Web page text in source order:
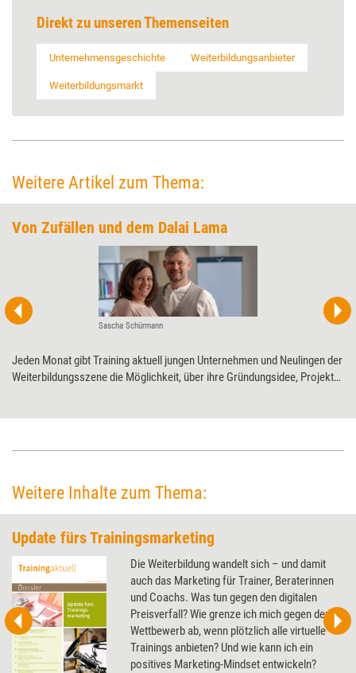
Direkt zu unseren Themenseiten
Unternehmensgeschichte Weiterbildungsanbieter
Weiterbildungsmarkt
Weitere Artikel zum Thema:
Von Zufällen und dem Dalai Lama
Sascha Schürmann
Jeden Monat gibt Training aktuell jungen Unternehmen und Neulingen der
Weiterbildungsszene die Möglichkeit, über ihre Gründungsidee, Projekte
Weitere Inhalte zum Thema:
Update fürs Trainingsmarketing
Die Weiterbildung wandelt sich – und damit
auch das Marketing für Trainer, Beraterinnen
und Coachs. Was tun gegen den digitalen
Preisverfall? Wie grenze ich mich gegen den
Wettbewerb ab, wenn plötzlich alle virtuelle
Trainings anbieten? Und wie kann ich ein
positives Marketing-Mindset entwickeln?